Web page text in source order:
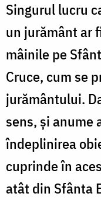
Singurul lucru
un jurământ ar
mâinile pe
Cruce, cum se
jurământului.
sens, și anume
îndeplinirea
cuprinde în
atât din Sfânta